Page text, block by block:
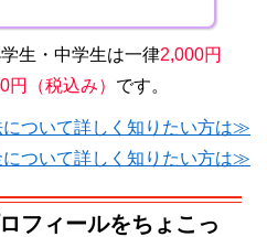
生・中学生は一律2,000円
円（税込み） です。
について詳しく知りたい方は≫
について詳しく知りたい方は≫
フィールをちょこっ